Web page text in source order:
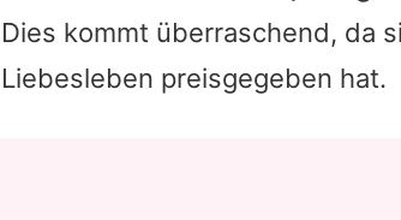
Dies kommt überraschend, da
Liebesleben preisgegeben hat.